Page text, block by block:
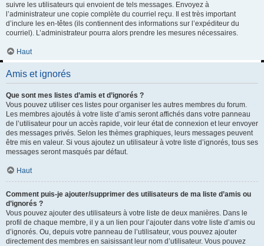
suivre les utilisateurs qui envoient de tels messages. Envoyez à
l’administrateur une copie complète du courriel reçu. Il est très important
d’inclure les en-têtes (ils contiennent des informations sur l’expéditeur du
courriel). L’administrateur pourra alors prendre les mesures nécessaires.
Haut
Amis et ignorés
Que sont mes listes d’amis et d’ignorés ?
Vous pouvez utiliser ces listes pour organiser les autres membres du forum.
Les membres ajoutés à votre liste d’amis seront affichés dans votre panneau
de l’utilisateur pour un accès rapide, voir leur état de connexion et leur envoyer
des messages privés. Selon les thèmes graphiques, leurs messages peuvent
être mis en valeur. Si vous ajoutez un utilisateur à votre liste d’ignorés, tous ses
messages seront masqués par défaut.
Haut
Comment puis-je ajouter/supprimer des utilisateurs de ma liste d’amis ou
d’ignorés ?
Vous pouvez ajouter des utilisateurs à votre liste de deux manières. Dans le
profil de chaque membre, il y a un lien pour l’ajouter dans votre liste d’amis ou
d’ignorés. Ou, depuis votre panneau de l’utilisateur, vous pouvez ajouter
directement des membres en saisissant leur nom d’utilisateur. Vous pouvez